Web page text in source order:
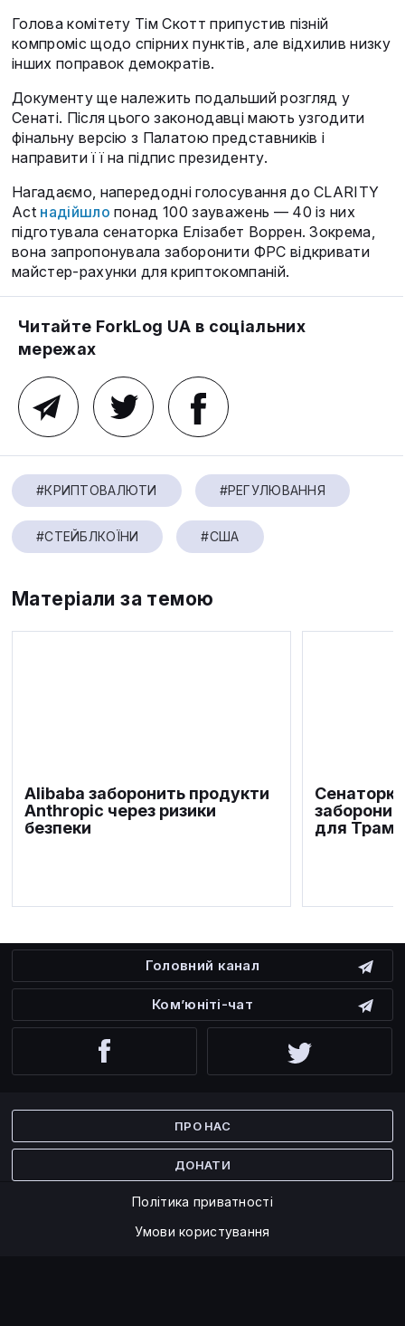
Голова комітету Тім Скотт припустив пізній
компроміс щодо спірних пунктів, але відхилив низку
інших поправок демократів.
Документу ще належить подальший розгляд у
Сенаті. Після цього законодавці мають узгодити
фінальну версію з Палатою представників і
направити її на підпис президенту.
Нагадаємо, напередодні голосування до CLARITY
Act надійшло понад 100 зауважень — 40 із них
підготувала сенаторка Елізабет Воррен. Зокрема,
вона запропонувала заборонити ФРС відкривати
майстер-рахунки для криптокомпаній.
Читайте ForkLog UA в соціальних
мережах
#КРИПТОВАЛЮТИ #РЕГУЛЮВАННЯ
#СТЕЙБЛКОЇНИ #США
Матеріали за темою
Alibaba заборонить продукти
Anthropic через ризики
безпеки
для
Головний канал
Ком’юніті-чат
ПРО НАС
ДОНАТИ
Політика приватності
Умови користування